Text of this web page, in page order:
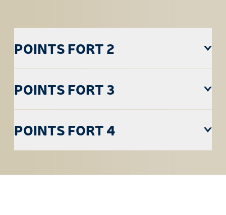
POINTS FORT 2
POINTS FORT 3
POINTS FORT 4